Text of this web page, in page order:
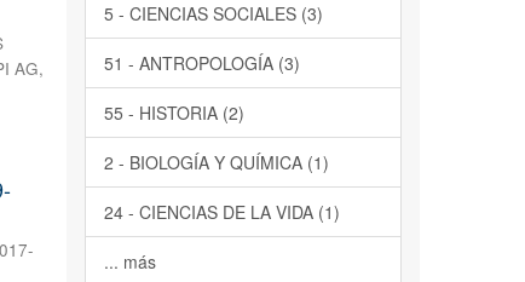
AG,
5 - CIENCIAS SOCIALES (3)
51 - ANTROPOLOGÍA (3)
55 - HISTORIA (2)
2 - BIOLOGÍA Y QUÍMICA (1)
24 - CIENCIAS DE LA VIDA (1)
... más